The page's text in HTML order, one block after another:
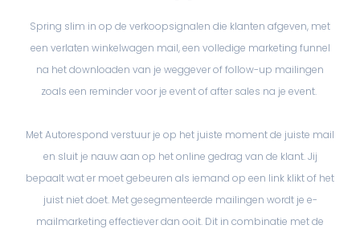
Spring slim in op de verkoopsignalen die klanten afgeven, met
een verlaten winkelwagen mail, een volledige marketing funnel
na het downloaden van je weggever of follow-up mailingen
zoals een reminder voor je event of after sales na je event.
Met Autorespond verstuur je op het juiste moment de juiste mail
en sluit je nauw aan op het online gedrag van de klant. Jij
bepaalt wat er moet gebeuren als iemand op een link klikt of het
juist niet doet. Met gesegmenteerde mailingen wordt je e-
mailmarketing effectiever dan ooit. Dit in combinatie met de